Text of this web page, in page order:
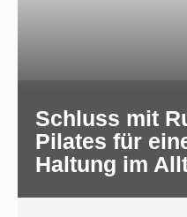
Schluss mit
Pilates für
Haltung im